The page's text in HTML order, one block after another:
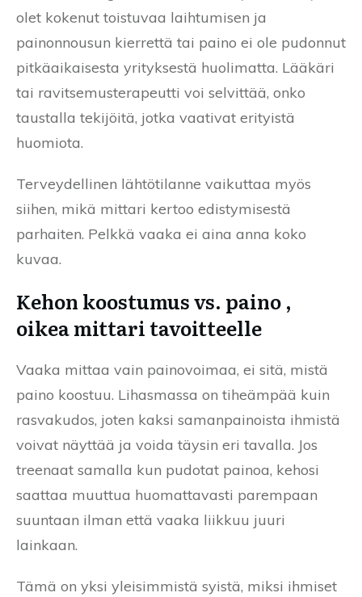
olet kokenut toistuvaa laihtumisen ja
painonnousun kierrettä tai paino ei ole pudonnut
pitkäaikaisesta yrityksestä huolimatta. Lääkäri
tai ravitsemusterapeutti voi selvittää, onko
taustalla tekijöitä, jotka vaativat erityistä
huomiota.
Terveydellinen lähtötilanne vaikuttaa myös
siihen, mikä mittari kertoo edistymisestä
parhaiten. Pelkkä vaaka ei aina anna koko
kuvaa.
Kehon koostumus vs. paino ,
oikea mittari tavoitteelle
Vaaka mittaa vain painovoimaa, ei sitä, mistä
paino koostuu. Lihasmassa on tiheämpää kuin
rasvakudos, joten kaksi samanpainoista ihmistä
voivat näyttää ja voida täysin eri tavalla. Jos
treenaat samalla kun pudotat painoa, kehosi
saattaa muuttua huomattavasti parempaan
suuntaan ilman että vaaka liikkuu juuri
lainkaan.
Tämä on yksi yleisimmistä syistä, miksi ihmiset